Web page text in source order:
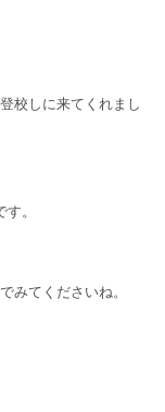
校しに来てくれまし
。
みてくださいね。